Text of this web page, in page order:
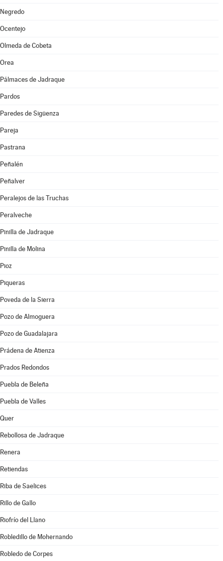
Negredo
Ocentejo
Olmeda de Cobeta
Orea
Pálmaces de Jadraque
Pardos
Paredes de Sigüenza
Pareja
Pastrana
Peñalén
Peñalver
Peralejos de las Truchas
Peralveche
Pinilla de Jadraque
Pinilla de Molina
Pioz
Piqueras
Poveda de la Sierra
Pozo de Almoguera
Pozo de Guadalajara
Prádena de Atienza
Prados Redondos
Puebla de Beleña
Puebla de Valles
Quer
Rebollosa de Jadraque
Renera
Retiendas
Riba de Saelices
Rillo de Gallo
Riofrío del Llano
Robledillo de Mohernando
Robledo de Corpes